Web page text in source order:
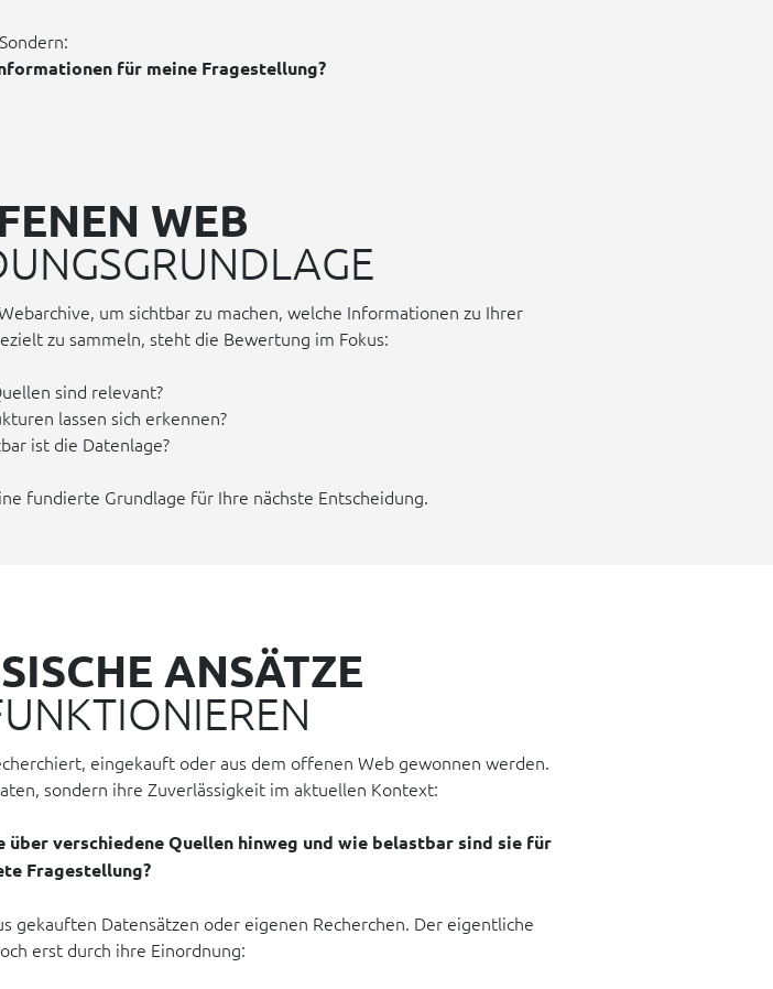
Sondern:
für meine Fragestellung?
WEB
um sichtbar zu machen, welche Informationen zu Ihrer
zu sammeln, steht die Bewertung im Fokus:
sind relevant?
lassen sich erkennen?
ist die Datenlage?
fundierte Grundlage für Ihre nächste Entscheidung.
ANSÄTZE
eingekauft oder aus dem offenen Web gewonnen werden.
sondern ihre Zuverlässigkeit im aktuellen Kontext:
verschiedene Quellen hinweg und wie belastbar sind sie für
Fragestellung?
gekauften Datensätzen oder eigenen Recherchen. Der eigentliche
erst durch ihre Einordnung: